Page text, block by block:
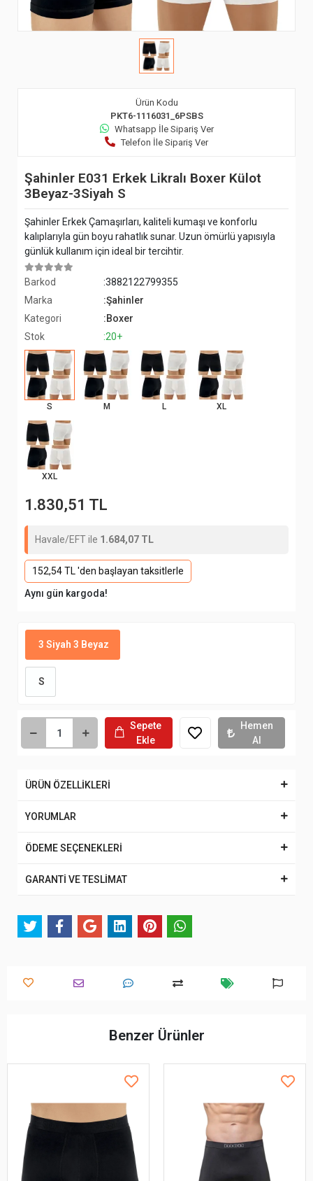
Ürün Kodu
PKT6-1116031_6PSBS
Whatsapp İle Sipariş Ver
Telefon İle Sipariş Ver
Şahinler E031 Erkek Likralı Boxer Külot
3Beyaz-3Siyah S
Şahinler Erkek Çamaşırları, kaliteli kumaşı ve konforlu
kalıplarıyla gün boyu rahatlık sunar. Uzun ömürlü yapısıyla
günlük kullanım için ideal bir tercihtir.
Barkod
:3882122799355
Marka
:Şahinler
Kategori
:Boxer
Stok
:20+
S M L XL
XXL
1.830,51 TL
Havale/EFT ile 1.684,07 TL
152,54 TL 'den başlayan taksitlerle
Aynı gün kargoda!
3 Siyah 3 Beyaz
S
Sepete
Ekle
Hemen
Al
ÜRÜN ÖZELLİKLERİ
YORUMLAR
ÖDEME SEÇENEKLERİ
GARANTİ VE TESLİMAT
Benzer Ürünler